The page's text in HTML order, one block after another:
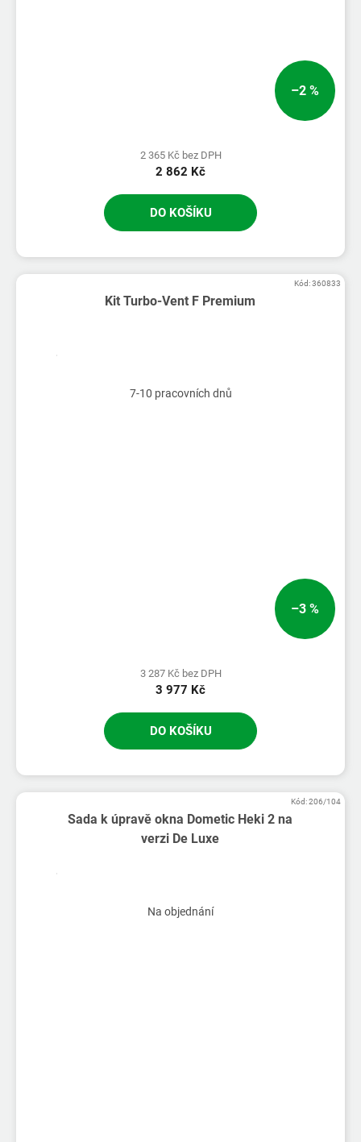
–2 %
2 365 Kč bez DPH
2 862 Kč
DO KOŠÍKU
Kit Turbo-Vent F Premium
7-10 pracovních dnů
–3 %
3 287 Kč bez DPH
3 977 Kč
DO KOŠÍKU
Kód:360833
Sada k úpravě okna Dometic Heki 2 na
verzi De Luxe
Na objednání
Kód:206/104